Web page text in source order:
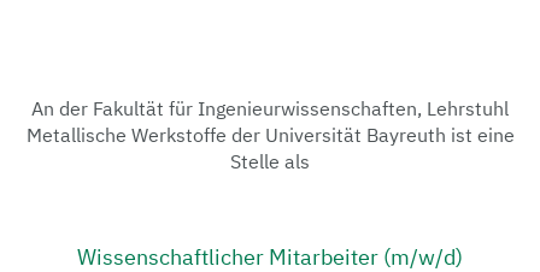
An der Fakultät für Ingenieurwissenschaften, Lehrstuhl
Metallische Werkstoffe der Universität Bayreuth ist eine
Stelle als
Wissenschaftlicher Mitarbeiter (m/w/d)